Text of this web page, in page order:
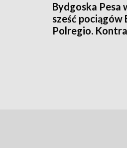
Bydgoska Pesa
sześć pociągów
Polregio.